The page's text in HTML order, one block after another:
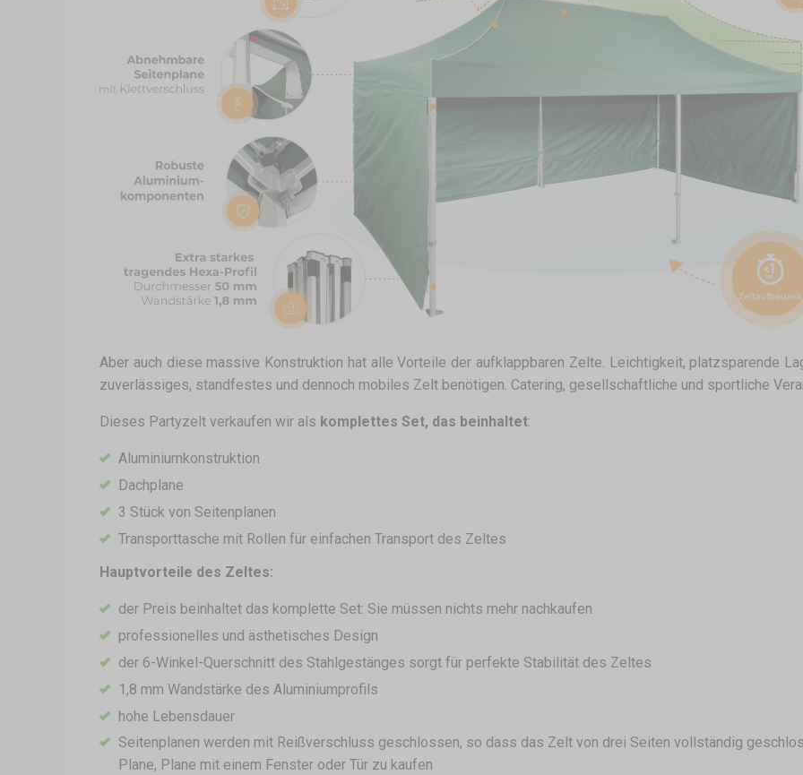
Aber auch diese massive Konstruktion hat alle Vorteile der aufklappbaren Zelte. Leichtigkeit, platzsparende
zuverlässiges, standfestes und dennoch mobiles Zelt benötigen. Catering, gesellschaftliche und sportliche
Dieses Partyzelt verkaufen wir als komplettes Set, das beinhaltet:
Aluminiumkonstruktion
Dachplane
3 Stück von Seitenplanen
Transporttasche mit Rollen für einfachen Transport des Zeltes
Hauptvorteile des Zeltes:
der Preis beinhaltet das komplette Set: Sie müssen nichts mehr nachkaufen
professionelles und ästhetisches Design
der 6-Winkel-Querschnitt des Stahlgestänges sorgt für perfekte Stabilität des Zeltes
1,8 mm Wandstärke des Aluminiumprofils
hohe Lebensdauer
Seitenplanen werden mit Reißverschluss geschlossen, so dass das Zelt von drei Seiten vollständig
Plane, Plane mit einem Fenster oder Tür zu kaufen